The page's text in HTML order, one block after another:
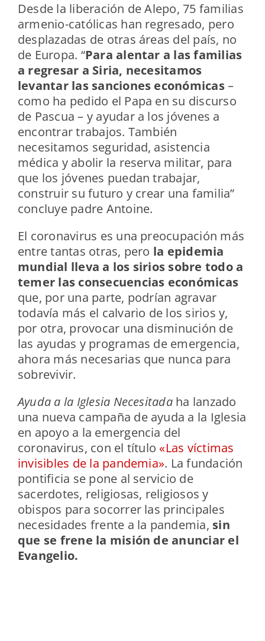
Desde la liberación de Alepo, 75 familias
armenio-católicas han regresado, pero
desplazadas de otras áreas del país, no
de Europa. “Para alentar a las familias
a regresar a Siria, necesitamos
levantar las sanciones económicas–
como ha pedido el Papa en su discurso
de Pascua – y ayudar a los jóvenes a
encontrar trabajos. También
necesitamos seguridad, asistencia
médica y abolir la reserva militar, para
que los jóvenes puedan trabajar,
construir su futuro y crear una familia”
concluye padre Antoine.
El coronavirus es una preocupación más
entre tantas otras, pero la epidemia
mundial lleva a los sirios sobre todo a
temer las consecuencias económicas
que, por una parte, podrían agravar
todavía más el calvario de los sirios y,
por otra, provocar una disminución de
las ayudas y programas de emergencia,
ahora más necesarias que nunca para
sobrevivir.
Ayuda a la Iglesia Necesitadaha lanzado
una nueva campaña de ayuda a la Iglesia
en apoyo a la emergencia del
coronavirus, con el título «Las víctimas
invisibles de la pandemia». La fundación
pontificia se pone al servicio de
sacerdotes, religiosas, religiosos y
obispos para socorrer las principales
necesidades frente a la pandemia, sin
que se frene la misión de anunciar el
Evangelio.